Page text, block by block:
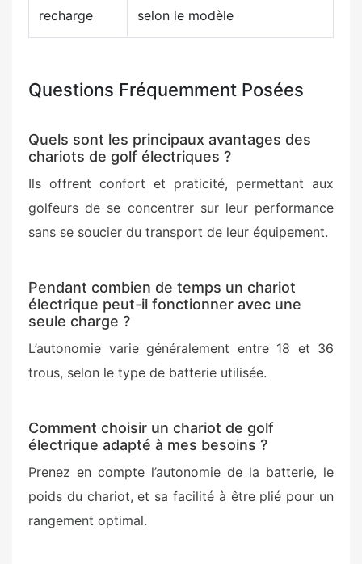
recharge selon le modèle
Questions Fréquemment Posées
Quels sont les principaux avantages des
chariots de golf électriques ?
Ils offrent confort et praticité, permettant aux
golfeurs de se concentrer sur leur performance
sans se soucier du transport de leur équipement.
Pendant combien de temps un chariot
électrique peut-il fonctionner avec une
seule charge ?
L’autonomie varie généralement entre 18 et 36
trous, selon le type de batterie utilisée.
Comment choisir un chariot de golf
électrique adapté à mes besoins ?
Prenez en compte l’autonomie de la batterie, le
poids du chariot, et sa facilité à être plié pour un
rangement optimal.